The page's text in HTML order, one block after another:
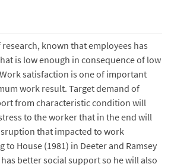
known that employees has
is low enough in consequence of low
satisfaction is one of important
work result. Target demand of
from characteristic condition will
to the worker that in the end will
that impacted to work
to House (1981) in Deeter and Ramsey
better social support so he will also